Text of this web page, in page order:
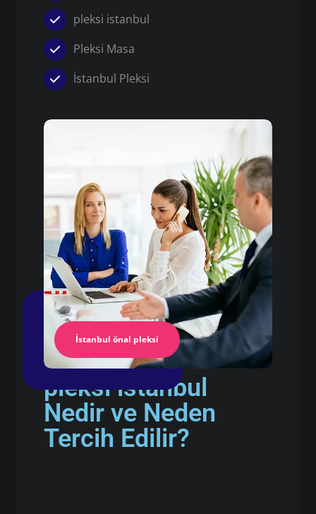
İstanbul önal pleksi
pleksi istanbul
Pleksi Masa
İstanbul Pleksi
pleksi istanbul
Nedir ve Neden
Tercih Edilir?